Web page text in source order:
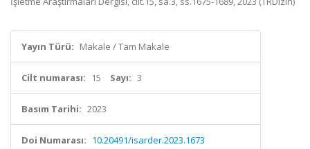
Yayın Türü: Makale / Tam Makale
Cilt numarası: 15 Sayı: 3
Basım Tarihi: 2023
Doi Numarası: 10.20491/isarder.2023.1673